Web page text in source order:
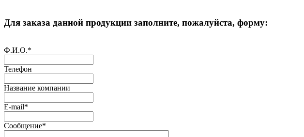
Для заказа данной продукции заполните, пожалуйста, форму:
Ф.И.О.*
Телефон
Название компании
E-mail*
Сообщение*